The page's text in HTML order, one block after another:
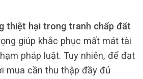
thiệt hại trong tranh chấp đất
giúp khắc phục mất mát tài
pháp luật. Tuy nhiên, để đạt
mua cần thu thập đầy đủ